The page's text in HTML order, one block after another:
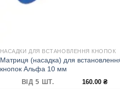
НАСАДКИ ДЛЯ ВСТАНОВЛЕННЯ КНОПОК
Матриця (насадка) для
кнопок Альфа 10 мм
ВІД 5 ШТ. 160.00₴